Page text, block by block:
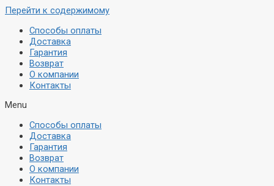
Перейти к содержимому
Способы оплаты
Доставка
Гарантия
Возврат
О компании
Контакты
Menu
Способы оплаты
Доставка
Гарантия
Возврат
О компании
Контакты